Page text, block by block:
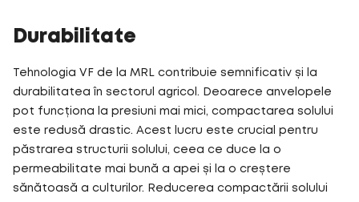
Durabilitate
Tehnologia VF de la MRL contribuie semnificativ și la
durabilitatea în sectorul agricol. Deoarece anvelopele
pot funcționa la presiuni mai mici, compactarea solului
este redusă drastic. Acest lucru este crucial pentru
păstrarea structurii solului, ceea ce duce la o
permeabilitate mai bună a apei și la o creștere
sănătoasă a culturilor. Reducerea compactării solului